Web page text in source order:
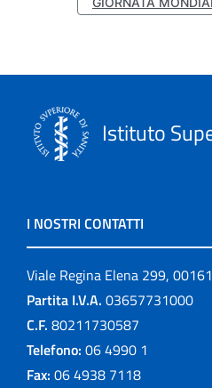
Istituto
I NOSTRI CONTATTI
Viale Regina Elena 299,
Partita I.V.A. 03657731000
C.F. 80211730587
Telefono: 06 4990 1
Fax: 06 4938 7118